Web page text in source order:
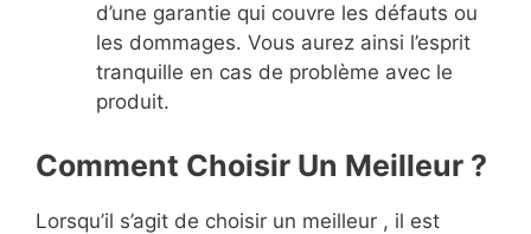
d’une garantie qui couvre les défauts ou
les dommages. Vous aurez ainsi l’esprit
tranquille en cas de problème avec le
produit.
Comment Choisir Un Meilleur ?
Lorsqu’il s’agit de choisir un meilleur , il est